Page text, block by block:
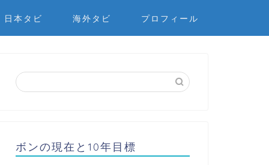
日本タビ 海外タビ プロフィール
ボンの現在と10年目標